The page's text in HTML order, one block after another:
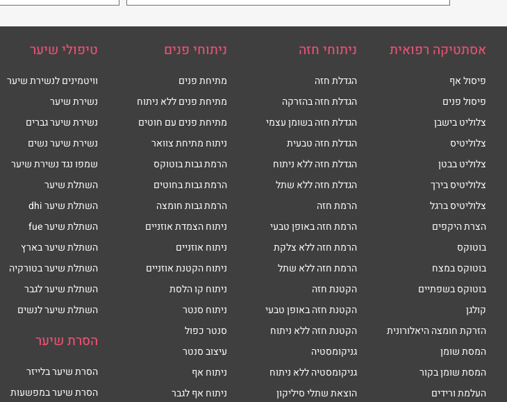
אסתטיקה רפואית
פיסול אף
פיסול פנים
צלוליט בישבן
צלוליטיס
צלוליט בבטן
צלוליטיס בירך
צלוליטיס ברגל
הצרת היקפים
בוטוקס
בוטוקס במצח
בוטוקס בשפתיים
קולגן
הזרקת חומצה היאלורונית
המסת שומן
המסת שומן בקור
העלמת ורידים
ניתוחי חזה
הגדלת חזה
הגדלת חזה בהזרקה
הגדלת חזה בשומן עצמי
הגדלת חזה טבעית
הגדלת חזה ללא ניתוח
הגדלת חזה ללא שתל
הרמת חזה
הרמת חזה באופן טבעי
הרמת חזה ללא צלקת
הרמת חזה ללא שתל
הקטנת חזה
הקטנת חזה באופן טבעי
הקטנת חזה ללא ניתוח
גניקומסטיה
גניקומסטיה ללא ניתוח
הוצאת שתלי סיליקון
ניתוחי פנים
מתיחת פנים
מתיחת פנים ללא ניתוח
מתיחת פנים עם חוטים
ניתוח מתיחת צוואר
הרמת גבות בוטוקס
הרמת גבות בחוטים
הרמת גבות חומצה
ניתוח הצמדת אוזניים
ניתוח אוזניים
ניתוח הקטנת אוזניים
ניתוח קו הלסת
ניתוח סנטר
סנטר כפול
עיצוב סנטר
ניתוח אף
ניתוח אף לגבר
טיפולי שיער
וויטמינים לנשירת שיער
נשירת שיער
נשירת שיער גברים
נשירת שיער נשים
שמפו נגד נשירת שיער
השתלת שיער
השתלת שיער dhi
השתלת שיער fue
השתלת שיער בארץ
השתלת שיער בטורקיה
השתלת שיער לגבר
השתלת שיער לנשים
הסרת שיער
הסרת שיער בלייזר
הסרת שיער במפשעות